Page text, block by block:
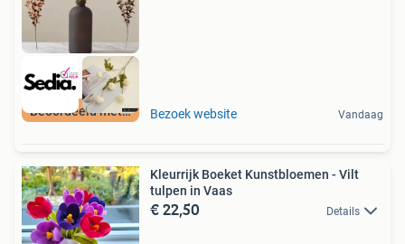
Beoordeeld met 9+ Bezoek website Vandaag
Kleurrijk Boeket Kunstbloemen - Vilt
tulpen in Vaas
€ 22,50 Details